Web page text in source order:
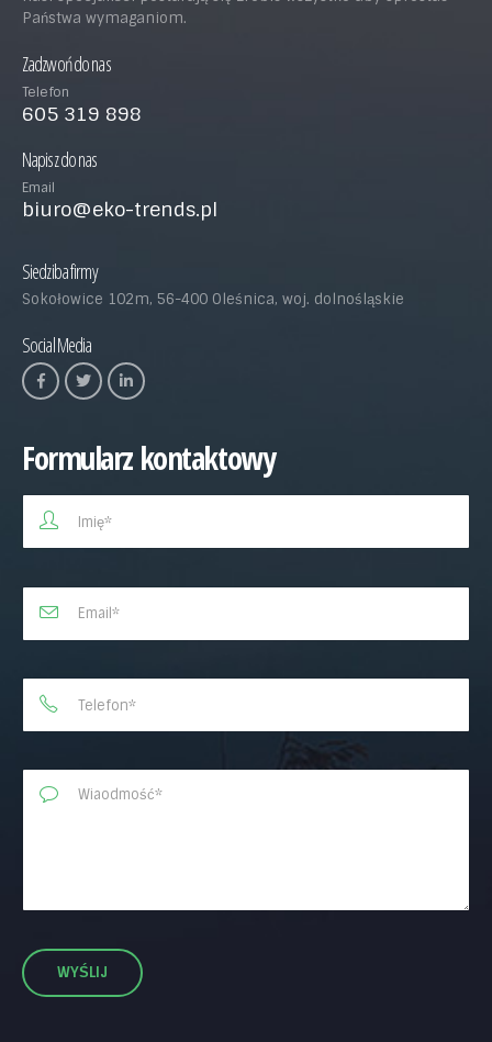
Państwa wymaganiom.
Zadzwoń do nas
Telefon
605 319 898
Napisz do nas
Email
biuro@eko-trends.pl
Siedziba firmy
Sokołowice 102m, 56-400 Oleśnica, woj. dolnośląskie
Social Media
Formularz kontaktowy